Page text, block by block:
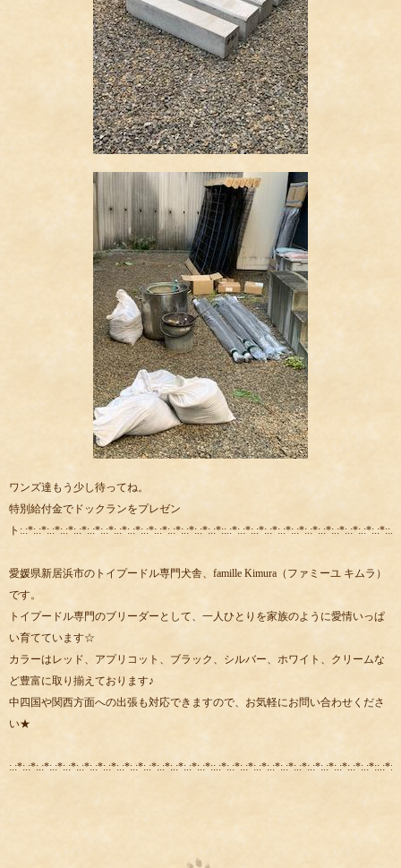
ワンズ達もう少し待ってね。
特別給付金でドックランをプレゼン
ト
愛媛県新居浜市のトイプードル専門犬舎、famille Kimura（ファミーユ キムラ）
です。
トイプードル専門のブリーダーとして、一人ひとりを家族のように愛情いっぱ
い育てています☆
カラーはレッド、アプリコット、ブラック、シルバー、ホワイト、クリームな
ど豊富に取り揃えております♪
中四国や関西方面への出張も対応できますので、お気軽にお問い合わせくださ
い★
:.:*:.:*:.:*:.:*:.:*:.:*:.:*:.:*:.:*:.:*:.:*:.:*:.:*:.:*:.:*::.:*:.:*:.:*:.:*:.:*:.:*:.:*:.:*:.:*:.:*:.:*:.:*::.:*:.: